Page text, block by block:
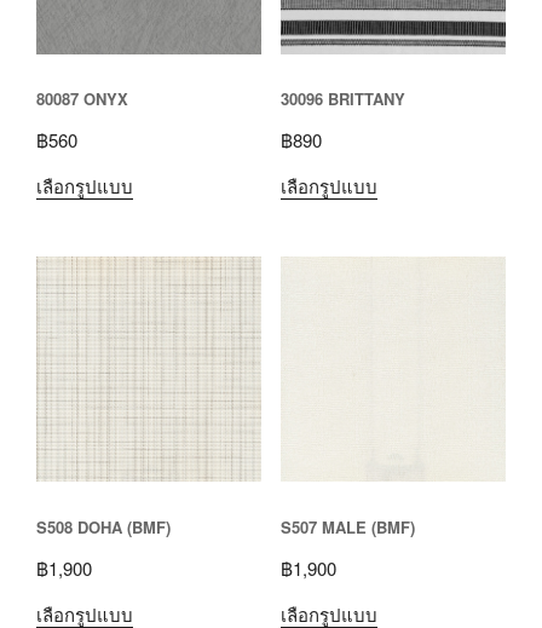
80087 ONYX
฿560
เลือกรูปแบบ
30096 BRITTANY
฿890
เลือกรูปแบบ
S508 DOHA (BMF)
฿1,900
เลือกรูปแบบ
S507 MALE (BMF)
฿1,900
เลือกรูปแบบ